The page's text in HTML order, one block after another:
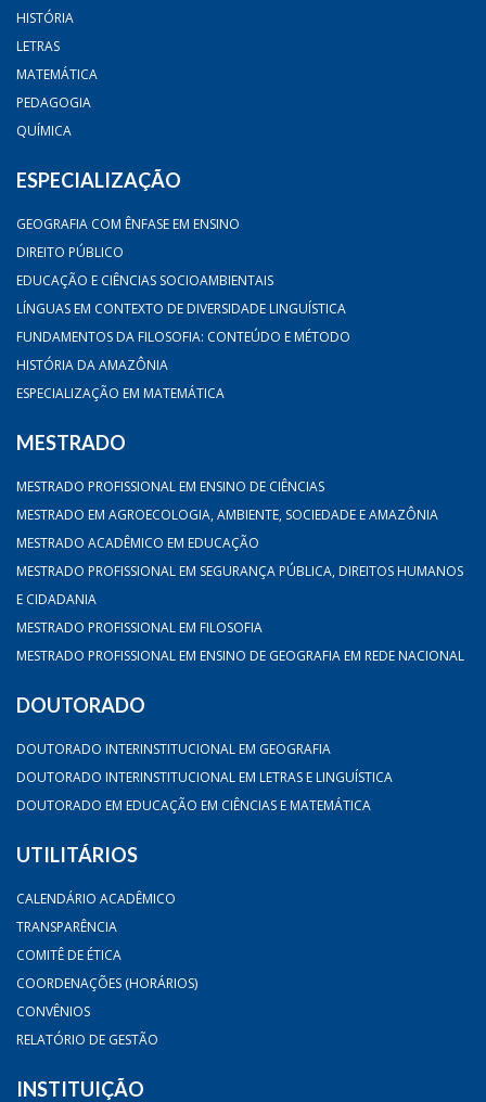
HISTÓRIA
LETRAS
MATEMÁTICA
PEDAGOGIA
QUÍMICA
ESPECIALIZAÇÃO
GEOGRAFIA COM ÊNFASE EM ENSINO
DIREITO PÚBLICO
EDUCAÇÃO E CIÊNCIAS SOCIOAMBIENTAIS
LÍNGUAS EM CONTEXTO DE DIVERSIDADE LINGUÍSTICA
FUNDAMENTOS DA FILOSOFIA: CONTEÚDO E MÉTODO
HISTÓRIA DA AMAZÔNIA
ESPECIALIZAÇÃO EM MATEMÁTICA
MESTRADO
MESTRADO PROFISSIONAL EM ENSINO DE CIÊNCIAS
MESTRADO EM AGROECOLOGIA, AMBIENTE, SOCIEDADE E AMAZÔNIA
MESTRADO ACADÊMICO EM EDUCAÇÃO
MESTRADO PROFISSIONAL EM SEGURANÇA PÚBLICA, DIREITOS HUMANOS
E CIDADANIA
MESTRADO PROFISSIONAL EM FILOSOFIA
MESTRADO PROFISSIONAL EM ENSINO DE GEOGRAFIA EM REDE NACIONAL
DOUTORADO
DOUTORADO INTERINSTITUCIONAL EM GEOGRAFIA
DOUTORADO INTERINSTITUCIONAL EM LETRAS E LINGUÍSTICA
DOUTORADO EM EDUCAÇÃO EM CIÊNCIAS E MATEMÁTICA
UTILITÁRIOS
CALENDÁRIO ACADÊMICO
TRANSPARÊNCIA
COMITÊ DE ÉTICA
COORDENAÇÕES (HORÁRIOS)
CONVÊNIOS
RELATÓRIO DE GESTÃO
INSTITUIÇÃO